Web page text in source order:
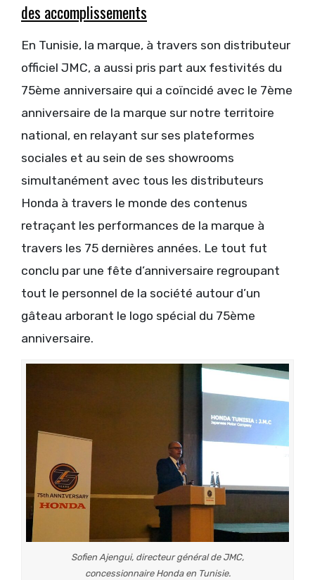
des accomplissements
En Tunisie, la marque, à travers son distributeur
officiel JMC, a aussi pris part aux festivités du
75ème anniversaire qui a coïncidé avec le 7ème
anniversaire de la marque sur notre territoire
national, en relayant sur ses plateformes
sociales et au sein de ses showrooms
simultanément avec tous les distributeurs
Honda à travers le monde des contenus
retraçant les performances de la marque à
travers les 75 dernières années. Le tout fut
conclu par une fête d’anniversaire regroupant
tout le personnel de la société autour d’un
gâteau arborant le logo spécial du 75ème
anniversaire.
Sofien Ajengui, directeur général de JMC,
concessionnaire Honda en Tunisie.